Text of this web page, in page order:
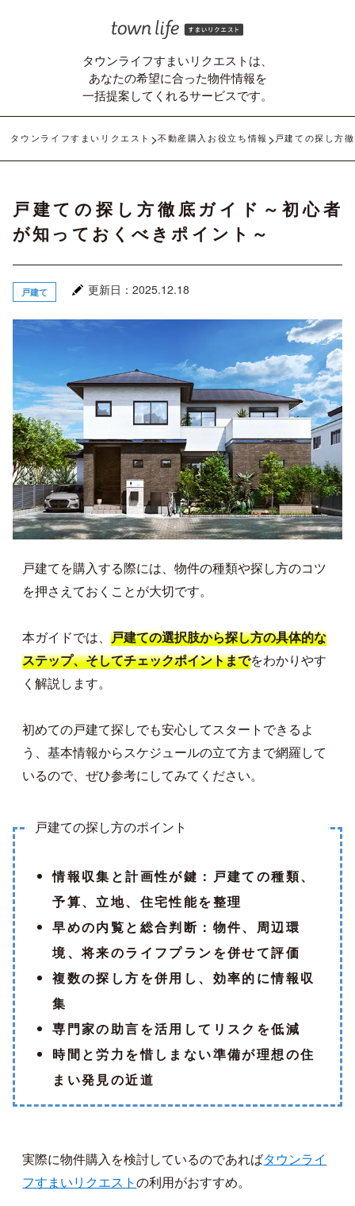
タウンライフすまいリクエストは、
あなたの希望に合った物件情報を
一括提案してくれるサービスです。
タウンライフすまいリクエスト 不動産購入お役立ち情報 戸建ての探し方
戸建ての探し方徹底ガイド～初心者
が知っておくべきポイント～
戸建て 更新日：2025.12.18
戸建てを購入する際には、物件の種類や探し方のコツ
を押さえておくことが大切です。
本ガイドでは、戸建ての選択肢から探し方の具体的な
ステップ、そしてチェックポイントまでをわかりやす
く解説します。
初めての戸建て探しでも安心してスタートできるよ
う、基本情報からスケジュールの立て方まで網羅して
いるので、ぜひ参考にしてみてください。
戸建ての探し方のポイント
情報収集と計画性が鍵：戸建ての種類、
予算、立地、住宅性能を整理
早めの内覧と総合判断：物件、周辺環
境、将来のライフプランを併せて評価
複数の探し方を併用し、効率的に情報収
集
専門家の助言を活用してリスクを低減
時間と労力を惜しまない準備が理想の住
まい発見の近道
実際に物件購入を検討しているのであればタウンライ
フすまいリクエストの利用がおすすめ。